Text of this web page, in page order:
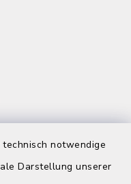
notwendige
Darstellung unserer